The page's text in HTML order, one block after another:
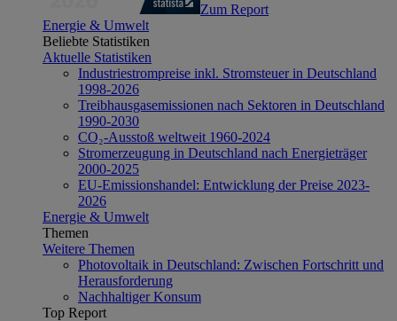
Zum Report
Energie & Umwelt
Beliebte Statistiken
Aktuelle Statistiken
Industriestrompreise inkl. Stromsteuer in Deutschland
1998-2026
Treibhausgasemissionen nach Sektoren in Deutschland
1990-2030
CO₂-Ausstoß weltweit 1960-2024
Stromerzeugung in Deutschland nach Energieträger
2000-2025
EU-Emissionshandel: Entwicklung der Preise 2023-
2026
Energie & Umwelt
Themen
Weitere Themen
Photovoltaik in Deutschland: Zwischen Fortschritt und
Herausforderung
Nachhaltiger Konsum
Top Report